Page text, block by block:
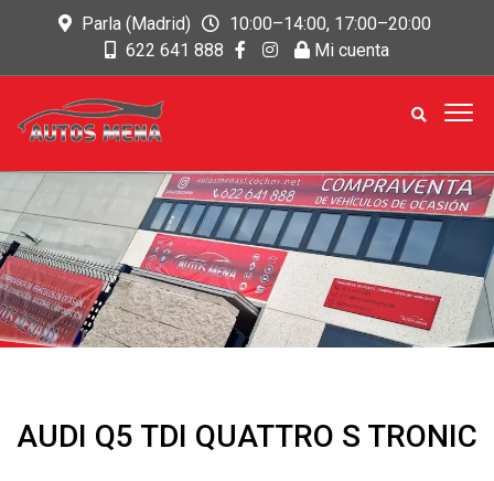
Parla (Madrid)
10:00–14:00, 17:00–20:00
622 641 888
Mi cuenta
AUDI Q5 TDI QUATTRO S TRONIC